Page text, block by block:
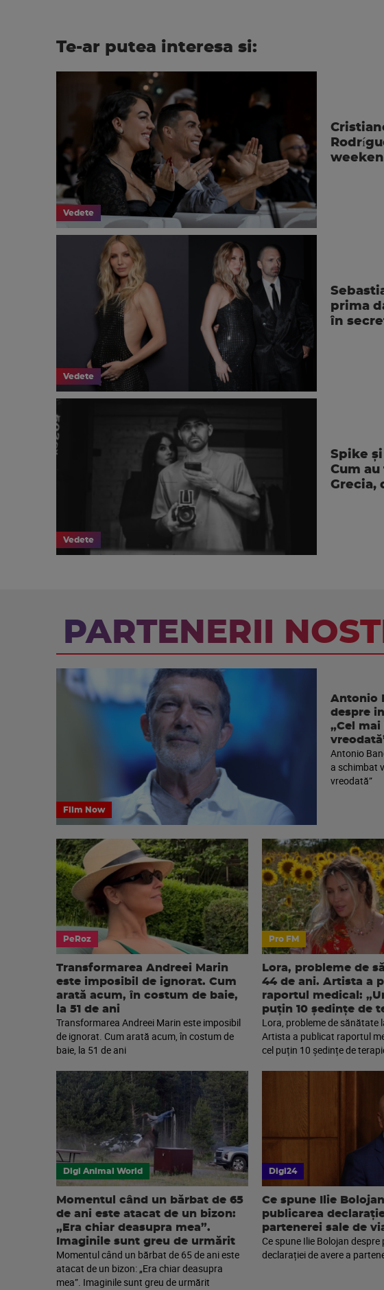
Te-ar putea interesa si:
Vedete
Vedete
prima
în
Vedete
Spike
Cum
Grecia,
PARTENERII
Film Now
Antonio
despre
„Cel
Antonio
a schimbat
vreodată”
PeRoz
Transformarea Andreei Marin
este imposibil de ignorat. Cum
arată acum, în costum de baie,
la 51 de ani
Transformarea Andreei Marin este imposibil
de ignorat. Cum arată acum, în costum de
baie, la 51 de ani
Pro FM
Lora, probleme de
44 de ani. Artista a
raportul medical:
puțin 10 ședințe de
Lora, probleme de sănătate
Artista a publicat raportul
cel puțin 10 ședințe de
Digi Animal World
Momentul când un bărbat de 65
de ani este atacat de un bizon:
„Era chiar deasupra mea”.
Imaginile sunt greu de urmărit
Momentul când un bărbat de 65 de ani este
atacat de un bizon: „Era chiar deasupra
mea”. Imaginile sunt greu de urmărit
Digi24
Ce spune Ilie
publicarea
partenerei sale de
Ce spune Ilie Bolojan despre
declarației de avere a